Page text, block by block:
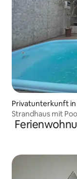
Privatunterkunft
Strandhaus mit